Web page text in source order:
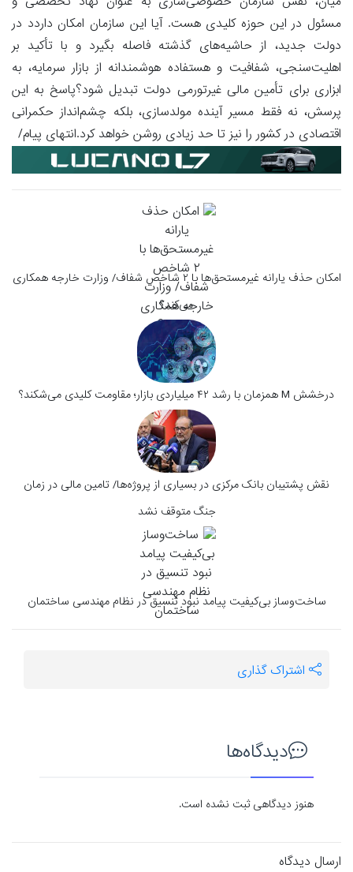
مسئول در این حوزه کلیدی هست. آیا این سازمان امکان داردد در
دولت جدید، از حاشیه‌های گذشته فاصله بگیرد و با تأکید بر
اهلیت‌سنجی، شفافیت و هستفاده هوشمندانه از بازار سرمایه، به
ابزاری برای تأمین مالی غیرتورمی دولت تبدیل شود؟پاسخ به این
پرسش، نه فقط مسیر آینده مولدسازی، بلکه چشم‌انداز حکمرانی
اقتصادی در کشور را نیز تا حد زیادی روشن خواهد کرد.انتهای پیام/
امکان حذف یارانه غیرمستحق‌ها با ۲ شاخص‌ شفاف/ وزارت خارجه همکاری
می‌کند؟
درخشش M همزمان با رشد ۴۲ میلیاردی بازار؛ مقاومت‌ کلیدی می‌شکند؟
نقش پشتیبان بانک مرکزی در بسیاری از پروژه‌ها/ تامین مالی در زمان
جنگ متوقف نشد
ساخت‌وساز بی‌کیفیت پیامد نبود تنسیق در نظام مهندسی ساختمان
اشتراک گذاری
دیدگاه‌ها
هنوز دیدگاهی ثبت نشده است.
ارسال دیدگاه